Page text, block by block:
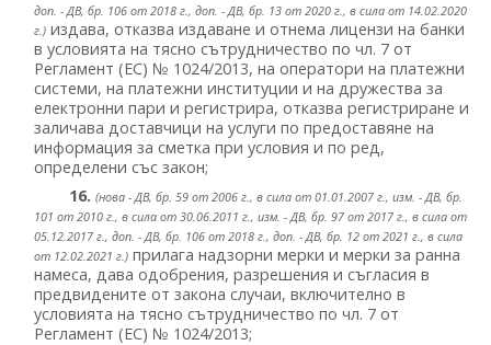
доп. - ДВ, бр. 106 от 2018 г., доп. - ДВ, бр. 13 от 2020 г., в сила от 14.02.2020
г.) издава, отказва издаване и отнема лицензи на банки
в условията на тясно сътрудничество по чл. 7 от
Регламент (ЕС) № 1024/2013, на оператори на платежни
системи, на платежни институции и на дружества за
електронни пари и регистрира, отказва регистриране и
заличава доставчици на услуги по предоставяне на
информация за сметка при условия и по ред,
определени със закон;
16. (нова - ДВ, бр. 59 от 2006 г., в сила от 01.01.2007 г., изм. - ДВ, бр.
101 от 2010 г., в сила от 30.06.2011 г., изм. - ДВ, бр. 97 от 2017 г., в сила от
05.12.2017 г., доп. - ДВ, бр. 106 от 2018 г., доп. - ДВ, бр. 12 от 2021 г., в сила
от 12.02.2021 г.) прилага надзорни мерки и мерки за ранна
намеса, дава одобрения, разрешения и съгласия в
предвидените от закона случаи, включително в
условията на тясно сътрудничество по чл. 7 от
Регламент (ЕС) № 1024/2013;